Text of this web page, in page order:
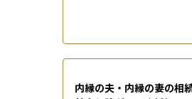
内縁の夫・内縁の妻の相